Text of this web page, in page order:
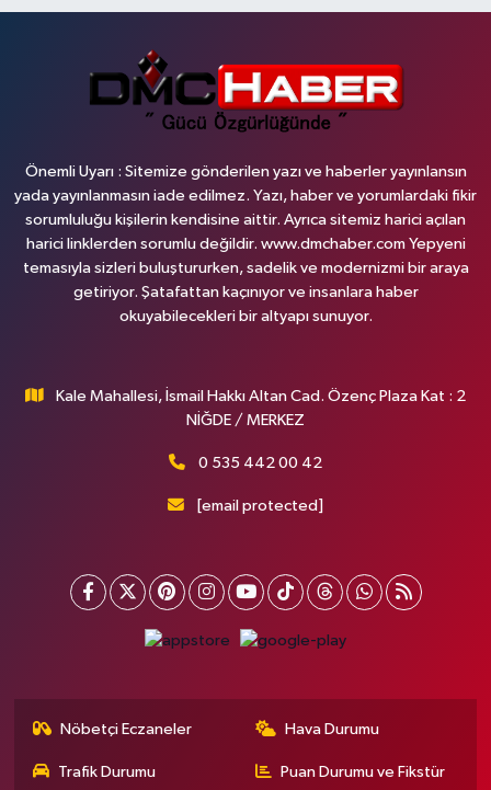
Önemli Uyarı : Sitemize gönderilen yazı ve haberler yayınlansın
yada yayınlanmasın iade edilmez. Yazı, haber ve yorumlardaki fikir
sorumluluğu kişilerin kendisine aittir. Ayrıca sitemiz harici açılan
harici linklerden sorumlu değildir. www.dmchaber.com Yepyeni
temasıyla sizleri buluştururken, sadelik ve modernizmi bir araya
getiriyor. Şatafattan kaçınıyor ve insanlara haber
okuyabilecekleri bir altyapı sunuyor.
Kale Mahallesi, İsmail Hakkı Altan Cad. Özenç Plaza Kat : 2
NİĞDE / MERKEZ
0 535 442 00 42
[email protected]
Nöbetçi Eczaneler Hava Durumu
Trafik Durumu Puan Durumu ve Fikstür